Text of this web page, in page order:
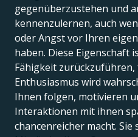
gegenüberzustehen und
kennenzulernen, auch
oder Angst vor Ihren
haben. Diese Eigenschaft
Fähigkeit zurückzuführen,
Enthusiasmus wird
Ihnen folgen, motivieren
Interaktionen mit ihnen
chancenreicher macht. Sie